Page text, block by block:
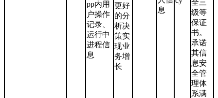
pp内用
户操作
记录、
运行中
进程信
息
更好
的分
析决
策实
现业
务增
长
息
全三
级等
保证
书。
承诺
其信
息安
全管
理体
系满